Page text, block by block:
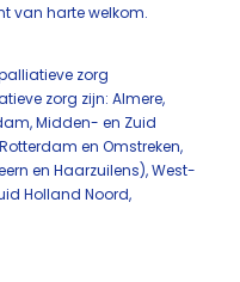
van harte welkom.
zorg
zorg zijn: Almere,
Midden- en Zuid
en Omstreken,
en Haarzuilens), West-
Holland Noord,